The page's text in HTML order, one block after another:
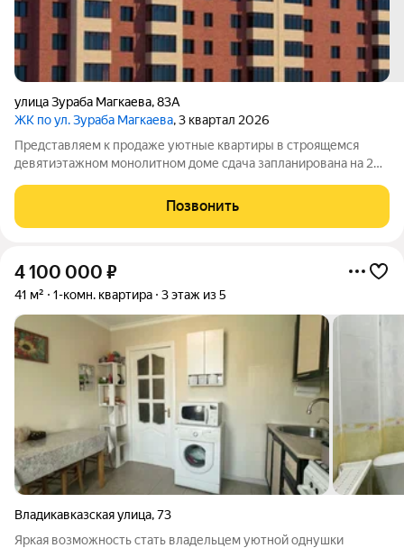
улица Зураба Магкаева,83А
ЖК по ул. Зураба Магкаева, 3 квартал 2026
Представляем к продаже уютные квартиры в строящемся
девятиэтажном монолитном доме сдача запланирована на 2
жить в тихом и комфортном месте. Квартиры сдаются без
Позвонить
4 100 000 ₽
41 м² 1-комн. квартира 3 этаж из 5
Владикавказская улица,73
Яркая возможность стать владельцем уютной однушки